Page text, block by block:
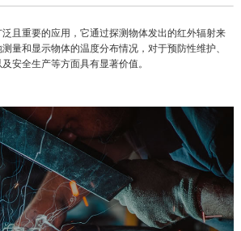
联系我们
且重要的应用，它通过探测物体发出的红外辐射来
量和显示物体的温度分布情况，对于预防性维护、
安全生产等方面具有显著价值。